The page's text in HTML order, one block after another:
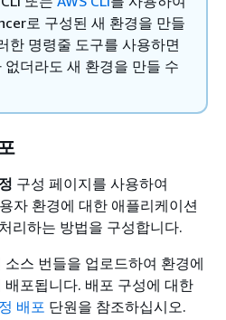
로 구성된 새 환경을 만들
한 명령줄 도구를 사용하면
없더라도 새 환경을 만들 수
구성 페이지를 사용하여
자 환경에 대한 애플리케이션
리하는 방법을 구성합니다.
스 번들을 업로드하여 환경에
포됩니다. 배포 구성에 대한
배포 단원을 참조하십시오.